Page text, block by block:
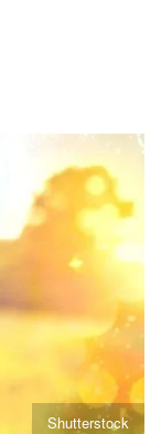
Shutterstock